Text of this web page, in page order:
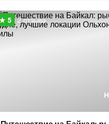
2 отзыва